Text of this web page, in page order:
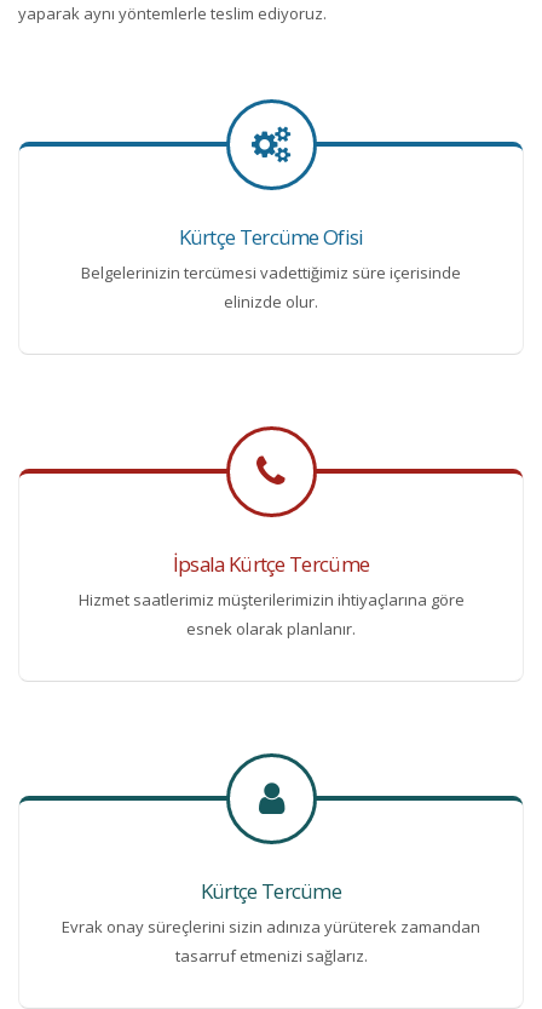
yaparak aynı yöntemlerle teslim ediyoruz.
Kürtçe Tercüme Ofisi
Belgelerinizin tercümesi vadettiğimiz süre içerisinde
elinizde olur.
İpsala Kürtçe Tercüme
Hizmet saatlerimiz müşterilerimizin ihtiyaçlarına göre
esnek olarak planlanır.
Kürtçe Tercüme
Evrak onay süreçlerini sizin adınıza yürüterek zamandan
tasarruf etmenizi sağlarız.